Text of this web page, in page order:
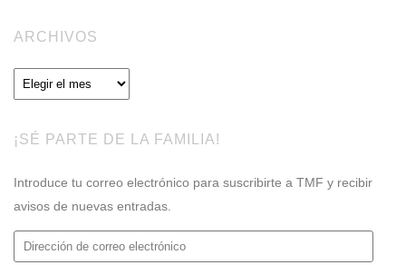
ARCHIVOS
Archivos
¡SÉ PARTE DE LA FAMILIA!
Introduce tu correo electrónico para suscribirte a TMF y recibir
avisos de nuevas entradas.
Dirección